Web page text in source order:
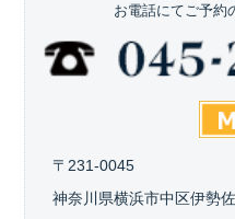
お電話にてご予約
〒231-0045
神奈川県横浜市中区伊勢